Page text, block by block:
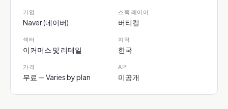
기업
Naver (네이버)
스택 레이어
버티컬
섹터
이커머스 및 리테일
지역
한국
가격
무료 — Varies by plan
API
미공개